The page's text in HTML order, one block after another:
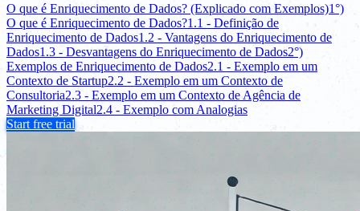
O que é Enriquecimento de Dados? (Explicado com Exemplos)1°)
O que é Enriquecimento de Dados?1.1 - Definição de
Enriquecimento de Dados1.2 - Vantagens do Enriquecimento de
Dados1.3 - Desvantagens do Enriquecimento de Dados2°)
Exemplos de Enriquecimento de Dados2.1 - Exemplo em um
Contexto de Startup2.2 - Exemplo em um Contexto de
Consultoria2.3 - Exemplo em um Contexto de Agência de
Marketing Digital2.4 - Exemplo com Analogias
Start free trial